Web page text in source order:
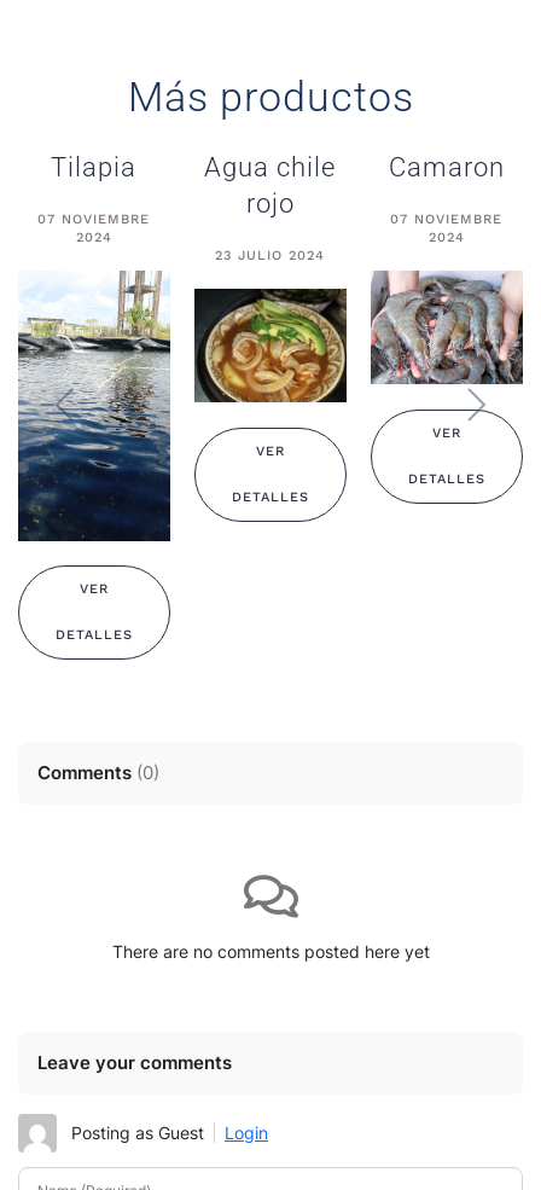
Más productos
Tilapia
07 NOVIEMBRE
2024
VER
DETALLES
Agua chile
rojo
23 JULIO 2024
VER
DETALLES
Camaron
07 NOVIEMBRE
2024
VER
DETALLES
Comments (0)
There are no comments posted here yet
Leave your comments
Posting as Guest Login